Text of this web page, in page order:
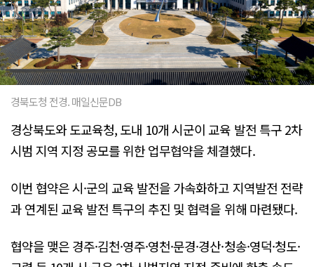
경북도청 전경. 매일신문DB
경상북도와 도교육청, 도내 10개 시군이 교육 발전 특구 2차
시범 지역 지정 공모를 위한 업무협약을 체결했다.
이번 협약은 시·군의 교육 발전을 가속화하고 지역발전 전략
과 연계된 교육 발전 특구의 추진 및 협력을 위해 마련됐다.
협약을 맺은 경주·김천·영주·영천·문경·경산·청송·영덕·청도·